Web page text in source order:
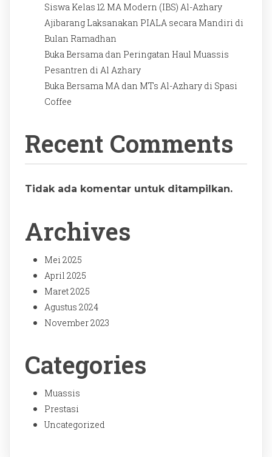
Siswa Kelas 12 MA Modern (IBS) Al-Azhary
Ajibarang Laksanakan PIALA secara Mandiri di
Bulan Ramadhan
Buka Bersama dan Peringatan Haul Muassis
Pesantren di Al Azhary
Buka Bersama MA dan MTs Al-Azhary di Spasi
Coffee
Recent Comments
Tidak ada komentar untuk ditampilkan.
Archives
Mei 2025
April 2025
Maret 2025
Agustus 2024
November 2023
Categories
Muassis
Prestasi
Uncategorized